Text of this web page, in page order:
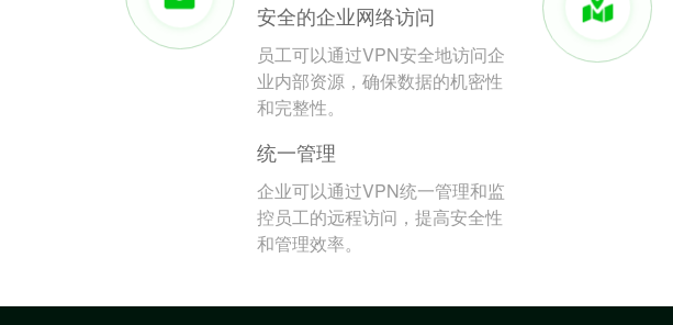
安全的企业网络访问
员工可以通过VPN安全地访问企
业内部资源，确保数据的机密性
和完整性。
统一管理
企业可以通过VPN统一管理和监
控员工的远程访问，提高安全性
和管理效率。